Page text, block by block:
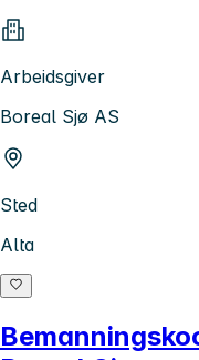
Arbeidsgiver
Boreal Sjø AS
Sted
Alta